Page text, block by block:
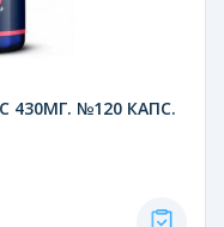
№120 КАПС.